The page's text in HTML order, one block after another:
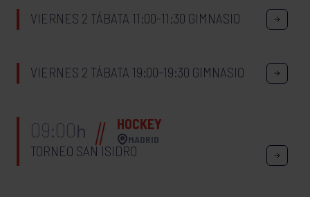
VIERNES 2 TÁBATA 11:00-11:30 GIMNASIO
VIERNES 2 TÁBATA 19:00-19:30 GIMNASIO
09:00h HOCKEY
MADRID
TORNEO SAN ISIDRO